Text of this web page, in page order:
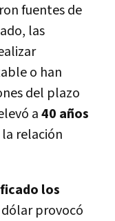
fuentes de
las
o han
del plazo
a40 años
relación
los
dólar provocó